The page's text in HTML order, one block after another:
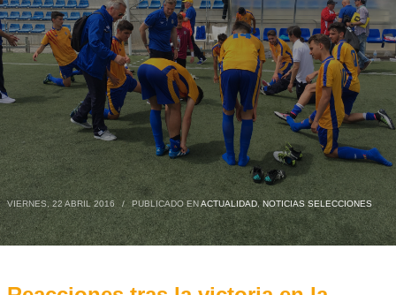
VIERNES, 22 ABRIL 2016 / PUBLICADO ENACTUALIDAD, NOTICIAS SELECCIONES